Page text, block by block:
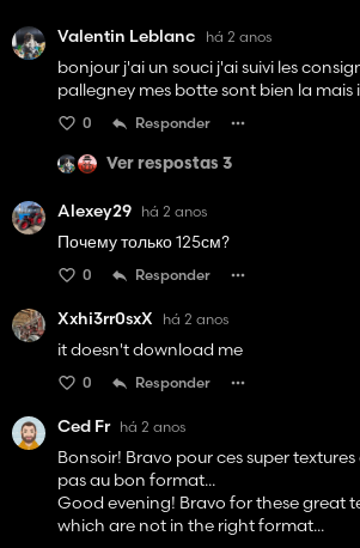
Valentin Leblanc há 2 anos
bonjour j'ai un souci j'ai suivi les
pallegney mes botte sont bien la mais
0 Responder
Ver respostas 3
Alexey29 há 2 anos
Почему только 125см?
0 Responder
Xxhi3rr0sxX há 2 anos
it doesn't download me
0 Responder
Ced Fr há 2 anos
Bonsoir! Bravo pour ces super
pas au bon format...
Good evening! Bravo for these great
which are not in the right format...